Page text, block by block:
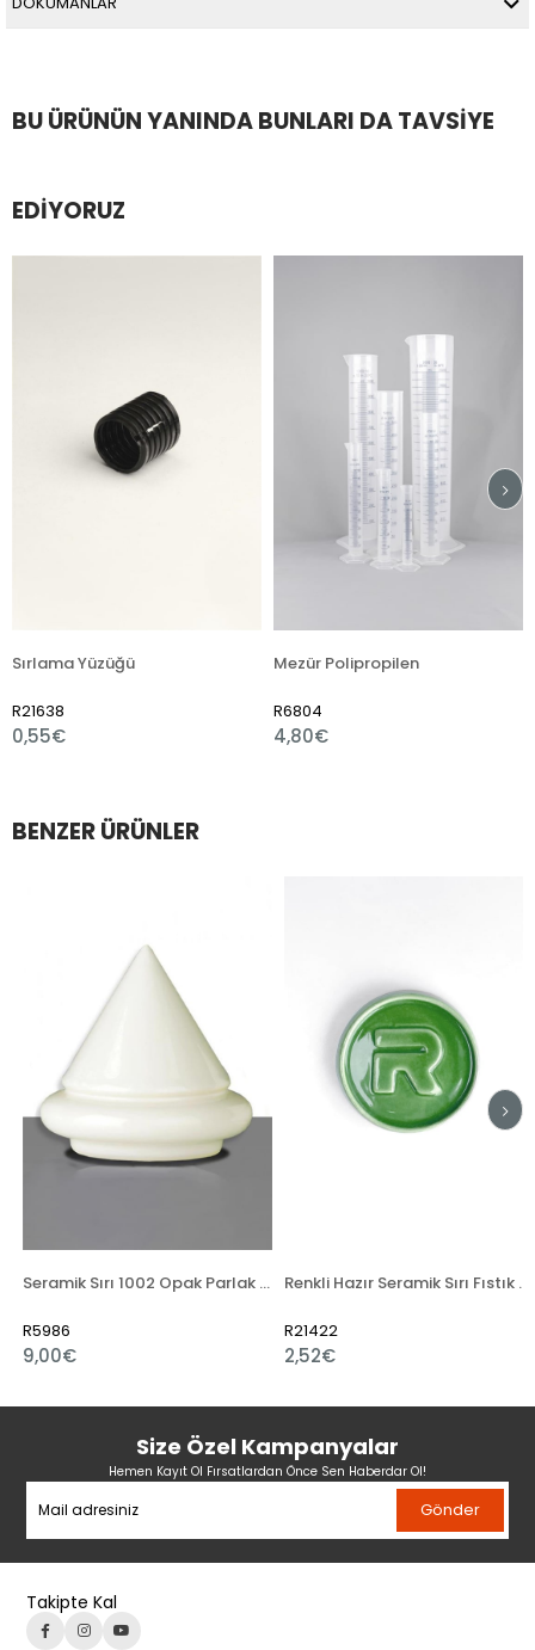
BU ÜRÜNÜN YANINDA BUNLARI DA TAVSIYE
EDIYORUZ
Yüzüğü Mezür Polipropilen
R6804
4,80€
BENZER ÜRÜNLER
Seramik Sırı 1002 Opak Parlak Toz
R5986
9,00€
Renkli Hazır Seramik Sırı Fıstık Yeşili 521-5
R21422
2,52€
Size Özel Kampanyalar
Hemen Kayıt Ol Fırsatlardan Önce Sen Haberdar Ol!
Gönder
Takipte Kal